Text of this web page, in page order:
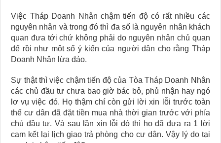
Việc Tháp Doanh Nhân chậm tiến độ có rất nhiều các
nguyên nhân và trong đó thì đa số là nguyên nhân khách
quan đưa tới chứ không phải do nguyên nhân chủ quan
để rồi như một số ý kiến của người dân cho rằng Tháp
Doanh Nhân lừa đảo.
Sự thật thì việc chậm tiến độ của Tòa Tháp Doanh Nhân
các chủ đầu tư chưa bao giờ bác bỏ, phủ nhận hay ngó
lơ vụ việc đó. Họ thậm chí còn gửi lời xin lỗi trước toàn
thể cư dân đã đặt tiền mua nhà thời gian trước với phía
chủ đầu tư. Và sau lần xin lỗi đó thì họ đã đưa ra 1 lời
cam kết lại lịch giao trả phòng cho cư dân. Vậy lý do tại